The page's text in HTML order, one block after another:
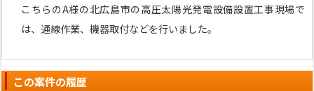
こちらのA様の北広島市の高圧太陽光発電設備設置工事現場で
は、通線作業、機器取付などを行いました。
この案件の履歴